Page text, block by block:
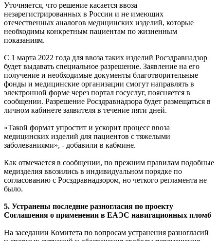
Уточняется, что решение касается ввоза
незарегистрированных в России и не имеющих
отечественных аналогов медицинских изделий, которые
необходимы конкретным пациентам по жизненным
показаниям.
С 1 марта 2022 года для ввоза таких изделий Росздравнадзор
будет выдавать специальное разрешение. Заявление на его
получение и необходимые документы благотворительные
фонды и медицинские организации смогут направлять в
электронной форме через портал госуслуг, поясняется в
сообщении. Разрешение Росздравнадзора будет размещаться в
личном кабинете заявителя в течение пяти дней.
«Такой формат упростит и ускорит процесс ввоза
медицинских изделий для пациентов с тяжелыми
заболеваниями», - добавили в кабмине.
Как отмечается в сообщении, по прежним правилам подобные
медизделия ввозились в индивидуальном порядке по
согласованию с Росздравнадзором, но четкого регламента не
было.
5. Устранены последние разногласия по проекту
Соглашения о применении в ЕАЭС навигационных пломб
На заседании Комитета по вопросам устранения разногласий